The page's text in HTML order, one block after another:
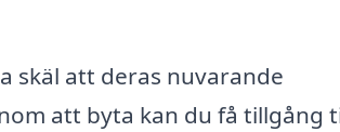
skäl att deras nuvarande
att byta kan du få tillgång